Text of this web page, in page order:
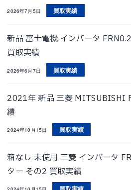
2026年7月5日 買取実績
新品 富士電機 インバータ
買取実績
2026年6月7日 買取実績
2021年 新品 三菱 MITSUBISHI
績
2024年10月15日 買取実績
箱なし 未使用 三菱 インバータ
ター その2 買取実績